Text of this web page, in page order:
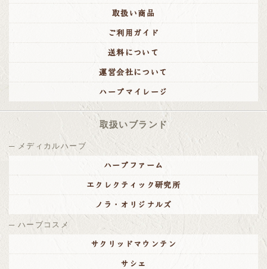
取扱い商品
ご利用ガイド
送料について
運営会社について
ハーブマイレージ
取扱いブランド
メディカルハーブ
ハーブファーム
エクレクティック研究所
ノラ・オリジナルズ
ハーブコスメ
サクリッドマウンテン
サシェ